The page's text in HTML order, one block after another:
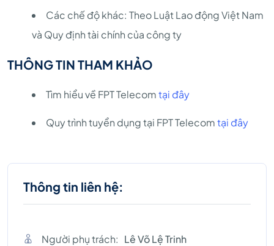
Các chế độ khác: Theo Luật Lao động Việt Nam
và Quy định tài chính của công ty
THÔNG TIN THAM KHẢO
Tìm hiểu về FPT Telecomtại đây
Quy trình tuyển dụng tại FPT Telecomtại đây
Thông tin liên hệ:
Người phụ trách: Lê Võ Lệ Trinh